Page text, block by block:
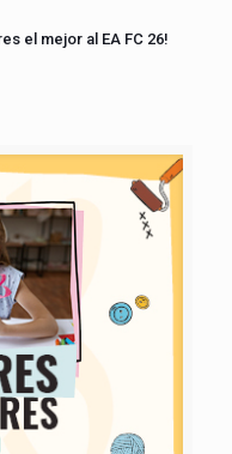
el mejor al EA FC 26!